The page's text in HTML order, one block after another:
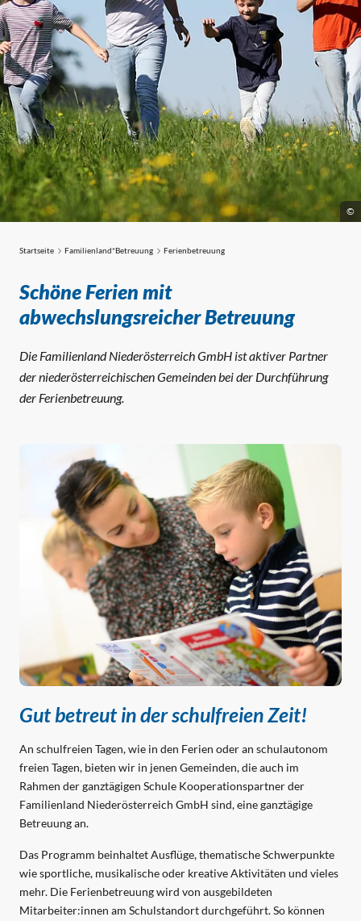
©
Ferienbetreuung
Startseite Familienland*Betreuung Ferienbetreuung
Schöne Ferien mit
abwechslungsreicher Betreuung
Die Familienland Niederösterreich GmbH ist aktiver Partner
der niederösterreichischen Gemeinden bei der Durchführung
der Ferienbetreuung.
Gut betreut in der schulfreien Zeit!
An schulfreien Tagen, wie in den Ferien oder an schulautonom
freien Tagen, bieten wir in jenen Gemeinden, die auch im
Rahmen der ganztägigen Schule Kooperationspartner der
Familienland Niederösterreich GmbH sind, eine ganztägige
Betreuung an.
Das Programm beinhaltet Ausflüge, thematische Schwerpunkte
wie sportliche, musikalische oder kreative Aktivitäten und vieles
mehr. Die Ferienbetreuung wird von ausgebildeten
Mitarbeiter:innen am Schulstandort durchgeführt. So können